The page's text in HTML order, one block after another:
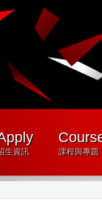
生資訊 課程與專題